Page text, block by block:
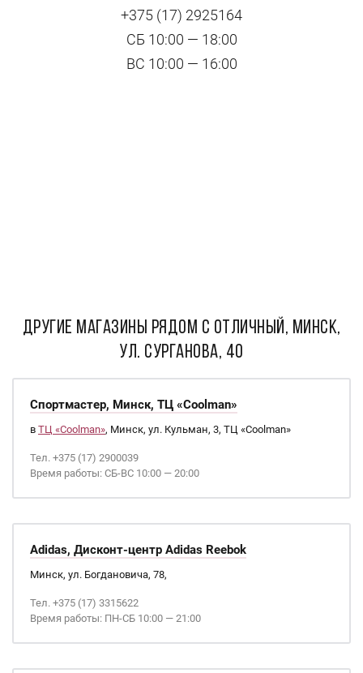
+375 (17) 2925164
СБ 10:00 — 18:00
ВС 10:00 — 16:00
ДРУГИЕ МАГАЗИНЫ РЯДОМ С Отличный, Минск,
ул. Сурганова, 40
Спортмастер, Минск, ТЦ «Coolman»
в ТЦ «Coolman», Минск, ул. Кульман, 3, ТЦ «Coolman»
Тел. +375 (17) 2900039
Время работы: СБ-ВС 10:00 — 20:00
Adidas, Дисконт-центр Adidas Reebok
Минск, ул. Богдановича, 78,
Тел. +375 (17) 3315622
Время работы: ПН-СБ 10:00 — 21:00